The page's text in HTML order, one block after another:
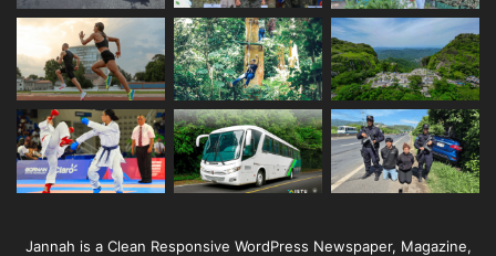
Jannah is a Clean Responsive WordPress Newspaper, Magazine,